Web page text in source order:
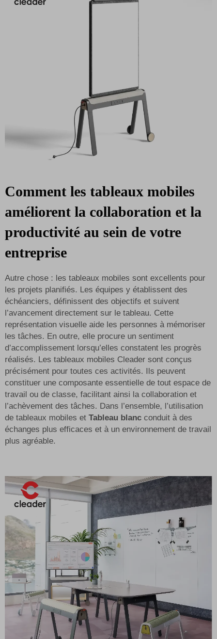
Comment les tableaux mobiles
améliorent la collaboration et la
productivité au sein de votre
entreprise
Autre chose : les tableaux mobiles sont excellents pour
les projets planifiés. Les équipes y établissent des
échéanciers, définissent des objectifs et suivent
l’avancement directement sur le tableau. Cette
représentation visuelle aide les personnes à mémoriser
les tâches. En outre, elle procure un sentiment
d’accomplissement lorsqu’elles constatent les progrès
réalisés. Les tableaux mobiles Cleader sont conçus
précisément pour toutes ces activités. Ils peuvent
constituer une composante essentielle de tout espace de
travail ou de classe, facilitant ainsi la collaboration et
l’achèvement des tâches. Dans l’ensemble, l’utilisation
de tableaux mobiles et Tableau blanc conduit à des
échanges plus efficaces et à un environnement de travail
plus agréable.